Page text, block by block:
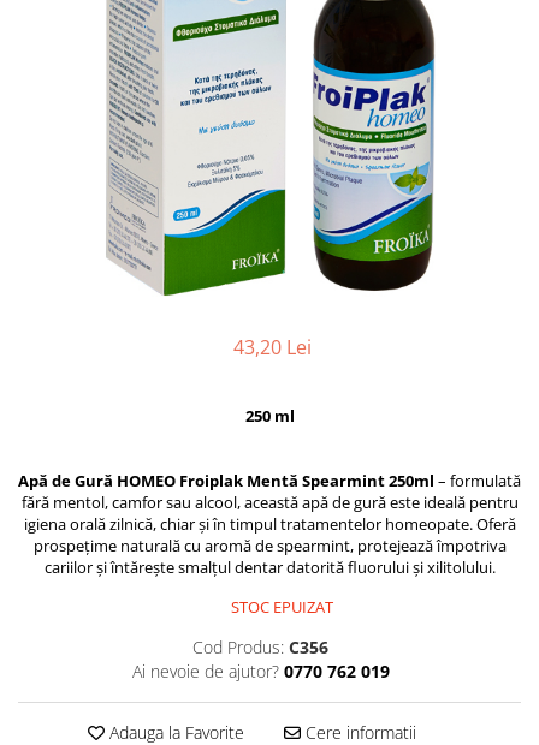
43,20 Lei
250 ml
Apă de Gură HOMEO Froiplak Mentă Spearmint 250ml – formulată
fără mentol, camfor sau alcool, această apă de gură este ideală pentru
igiena orală zilnică, chiar și în timpul tratamentelor homeopate. Oferă
prospețime naturală cu aromă de spearmint, protejează împotriva
cariilor și întărește smalțul dentar datorită fluorului și xilitolului.
STOC EPUIZAT
Cod Produs: C356
Ai nevoie de ajutor? 0770 762 019
Adauga la Favorite Cere informatii